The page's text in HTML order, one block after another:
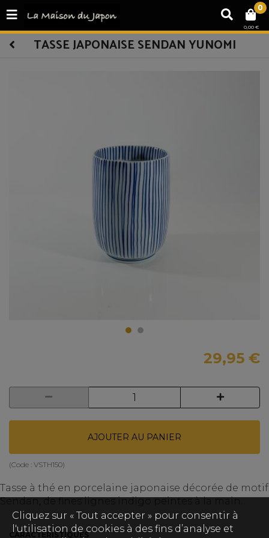
0
0,00 €
TASSE JAPONAISE SENDAN YUNOMI
29,95 €
AJOUTER AU PANIER
(Code : VSTH150)
Tasse à thé en porcelaine japonaise décorée de motif
Sendan, de fines lignes indigo peintes à la main.
CARACTÉRISTIQUES
Cliquez sur « Tout accepter » pour consentir à
l'utilisation de cookies à des fins d’analyse et